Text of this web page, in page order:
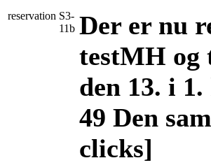
reservation S3-
11b Der er nu
testMH og
den 13. i
49 Den
clicks]